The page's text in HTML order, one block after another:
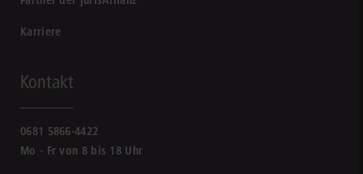
Karriere
Kontakt
0681 5866-4422
Mo - Fr von 8 bis 18 Uhr